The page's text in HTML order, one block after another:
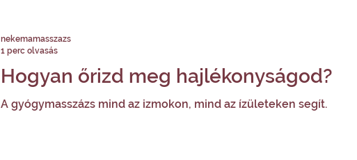
Hogyan őrizd meg hajlékonyságod?
A gyógymasszázs mind az izmokon, mind az ízületeken segít.
nekemamasszazs
1 perc olvasás